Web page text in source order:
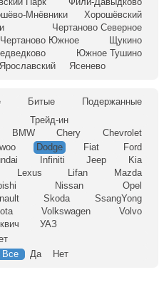
Мнёвники
Хорошёвский
Чертаново Северное
Чертаново Южное
Щукино
Южное Тушино
Ярославский Ясенево
Битые
Подержанные
Трейд-ин
BMW Chery
Chevrolet
Dodge Fiat
Ford
Infiniti Jeep
Kia
Lexus Lifan
Mazda
Nissan
Opel
Skoda
SsangYong
Volkswagen
Volvo
УАЗ
Все Да Нет